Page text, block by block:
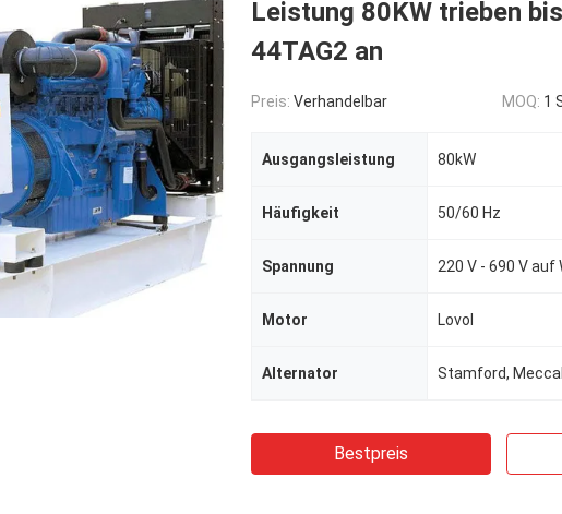
Leistung 80KW trieben
44TAG2 an
Preis: Verhandelbar MOQ: 1
Ausgangsleistung 80kW
Häufigkeit 50/60 Hz
Spannung 220 V - 690 V auf
Motor Lovol
Alternator
Bestpreis